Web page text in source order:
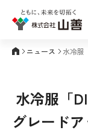
ニュース 水冷服
水冷服「
グレード